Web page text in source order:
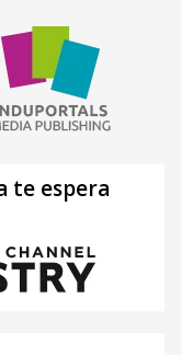
te espera